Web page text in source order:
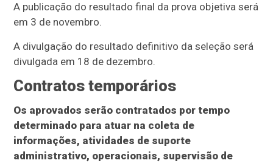
A publicação do resultado final da prova objetiva será
em 3 de novembro.
A divulgação do resultado definitivo da seleção será
divulgada em 18 de dezembro.
Contratos temporários
Os aprovados serão contratados por tempo
determinado para atuar na coleta de
informações, atividades de suporte
administrativo, operacionais, supervisão de